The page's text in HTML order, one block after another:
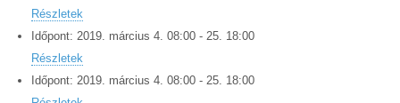
Részletek
Időpont: 2019. március 4. 08:00 - 25. 18:00
Részletek
Időpont: 2019. március 4. 08:00 - 25. 18:00